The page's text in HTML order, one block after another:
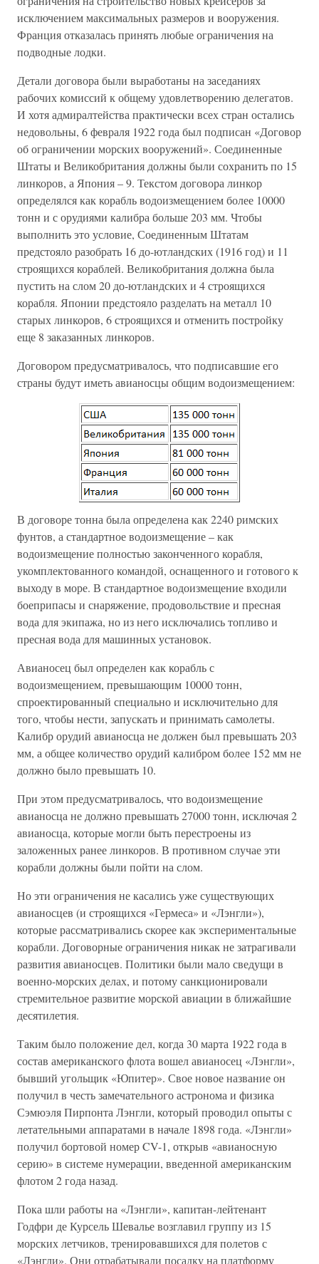
исключением максимальных размеров и вооружения.
Франция отказалась принять любые ограничения на
подводные лодки.
Детали договора были выработаны на заседаниях
рабочих комиссий к общему удовлетворению делегатов.
И хотя адмиралтейства практически всех стран остались
недовольны, 6 февраля 1922 года был подписан «Договор
об ограничении морских вооружений». Соединенные
Штаты и Великобритания должны были сохранить по 15
линкоров, а Япония – 9. Текстом договора линкор
определялся как корабль водоизмещением более 10000
тонн и с орудиями калибра больше 203 мм. Чтобы
выполнить это условие, Соединенным Штатам
предстояло разобрать 16 до-ютландских (1916 год) и 11
строящихся кораблей. Великобритания должна была
пустить на слом 20 до-ютландских и 4 строящихся
корабля. Японии предстояло разделать на металл 10
старых линкоров, 6 строящихся и отменить постройку
еще 8 заказанных линкоров.
Договором предусматривалось, что подписавшие его
страны будут иметь авианосцы общим водоизмещением:
В договоре тонна была определена как 2240 римских
фунтов, а стандартное водоизмещение – как
водоизмещение полностью законченного корабля,
укомплектованного командой, оснащенного и готового к
выходу в море. В стандартное водоизмещение входили
боеприпасы и снаряжение, продовольствие и пресная
вода для экипажа, но из него исключались топливо и
пресная вода для машинных установок.
Авианосец был определен как корабль с
водоизмещением, превышающим 10000 тонн,
спроектированный специально и исключительно для
того, чтобы нести, запускать и принимать самолеты.
Калибр орудий авианосца не должен был превышать 203
мм, а общее количество орудий калибром более 152 мм не
должно было превышать 10.
При этом предусматривалось, что водоизмещение
авианосца не должно превышать 27000 тонн, исключая 2
авианосца, которые могли быть перестроены из
заложенных ранее линкоров. В противном случае эти
корабли должны были пойти на слом.
Но эти ограничения не касались уже существующих
авианосцев (и строящихся «Гермеса» и «Лэнгли»),
которые рассматривались скорее как экспериментальные
корабли. Договорные ограничения никак не затрагивали
развития авианосцев. Политики были мало сведущи в
военно-морских делах, и потому санкционировали
стремительное развитие морской авиации в ближайшие
десятилетия.
Таким было положение дел, когда 30 марта 1922 года в
состав американского флота вошел авианосец «Лэнгли»,
бывший угольщик «Юпитер». Свое новое название он
получил в честь замечательного астронома и физика
Сэмюэля Пирпонта Лэнгли, который проводил опыты с
летательными аппаратами в начале 1898 года. «Лэнгли»
получил бортовой номер CV-1, открыв «авианосную
серию» в системе нумерации, введенной американским
флотом 2 года назад.
Пока шли работы на «Лэнгли», капитан-лейтенант
Годфри де Курсель Шевалье возглавил группу из 15
морских летчиков, тренировавшихся для полетов с
«Лэнгли». Они отрабатывали посадку на платформу